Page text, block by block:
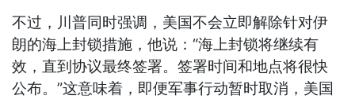
不过，川普同时强调，美国不会立即解除针对伊
朗的海上封锁措施，他说：“海上封锁将继续有
效，直到协议最终签署。签署时间和地点将很快
公布。”这意味着，即便军事行动暂时取消，美国